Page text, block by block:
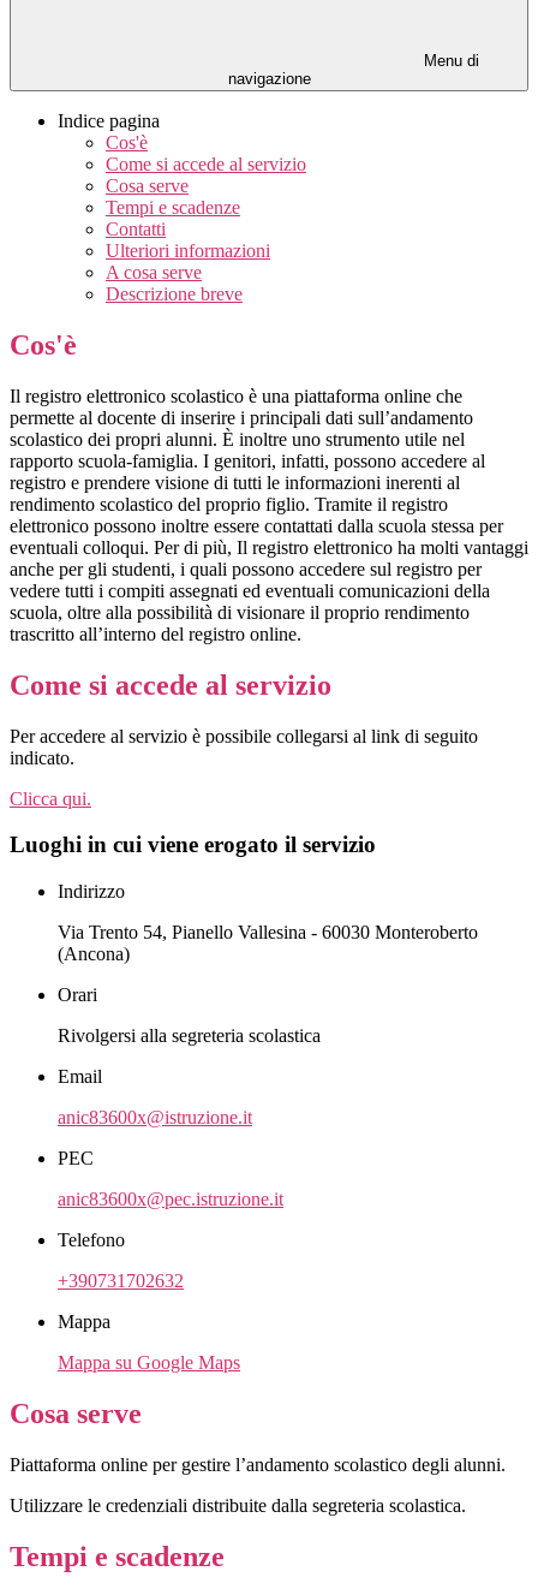
Menu di
navigazione
Indice pagina
Cos'è
Come si accede al servizio
Cosa serve
Tempi e scadenze
Contatti
Ulteriori informazioni
A cosa serve
Descrizione breve
Cos'è
Il registro elettronico scolastico è una piattaforma online che
permette al docente di inserire i principali dati sull’andamento
scolastico dei propri alunni. È inoltre uno strumento utile nel
rapporto scuola-famiglia. I genitori, infatti, possono accedere al
registro e prendere visione di tutti le informazioni inerenti al
rendimento scolastico del proprio figlio. Tramite il registro
elettronico possono inoltre essere contattati dalla scuola stessa per
eventuali colloqui. Per di più, Il registro elettronico ha molti vantaggi
anche per gli studenti, i quali possono accedere sul registro per
vedere tutti i compiti assegnati ed eventuali comunicazioni della
scuola, oltre alla possibilità di visionare il proprio rendimento
trascritto all’interno del registro online.
Come si accede al servizio
Per accedere al servizio è possibile collegarsi al link di seguito
indicato.
Clicca qui.
Luoghi in cui viene erogato il servizio
Indirizzo
Via Trento 54, Pianello Vallesina - 60030 Monteroberto
(Ancona)
Orari
Rivolgersi alla segreteria scolastica
Email
anic83600x@istruzione.it
PEC
anic83600x@pec.istruzione.it
Telefono
+390731702632
Mappa
Mappa su Google Maps
Cosa serve
Piattaforma online per gestire l’andamento scolastico degli alunni.
Utilizzare le credenziali distribuite dalla segreteria scolastica.
Tempi e scadenze